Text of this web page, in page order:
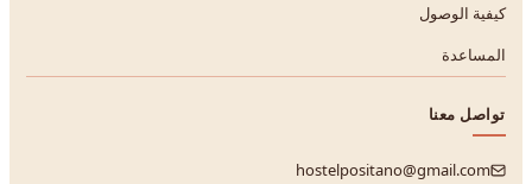
كيفية الوصول
المساعدة
تواصل معنا
hostelpositano@gmail.com